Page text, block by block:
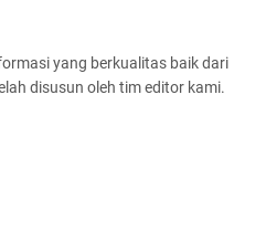
Anda dan jawablah dengan
yang berkualitas baik dari
disusun oleh tim editor kami.